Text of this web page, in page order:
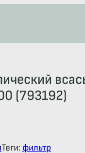
(793192)
Теги: фильтр